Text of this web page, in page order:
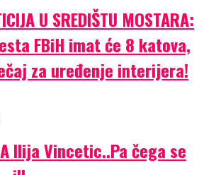
U SREDIŠTU MOSTARA:
FBiH imat će 8 katova,
za uređenje interijera!
Ilija Vincetic..Pa čega se